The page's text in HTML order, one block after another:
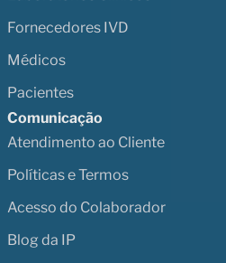
Fornecedores IVD
Médicos
Pacientes
Comunicação
Atendimento ao Cliente
Políticas e Termos
Acesso do Colaborador
Blog da IP